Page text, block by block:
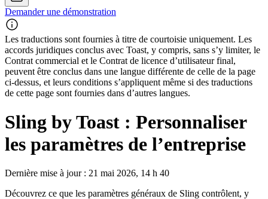
Demander une démonstration
Les traductions sont fournies à titre de courtoisie uniquement. Les
accords juridiques conclus avec Toast, y compris, sans s’y limiter, le
Contrat commercial et le Contrat de licence d’utilisateur final,
peuvent être conclus dans une langue différente de celle de la page
ci-dessus, et leurs conditions s’appliquent même si des traductions
de cette page sont fournies dans d’autres langues.
Sling by Toast : Personnaliser
les paramètres de l’entreprise
Dernière mise à jour : 21 mai 2026, 14 h 40
Découvrez ce que les paramètres généraux de Sling contrôlent, y